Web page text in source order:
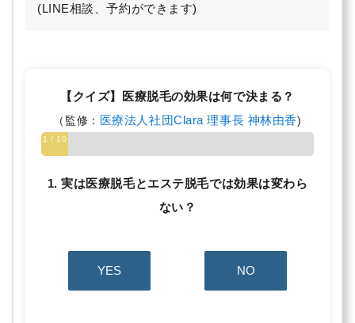
(LINE相談、予約ができます)
【クイズ】医療脱毛の効果は何で決まる？
（監修： 医療法人社団Clara 理事長 神林由香)
1 / 10
1. 実は医療脱毛とエステ脱毛では効果は変わら
ない？
YES NO